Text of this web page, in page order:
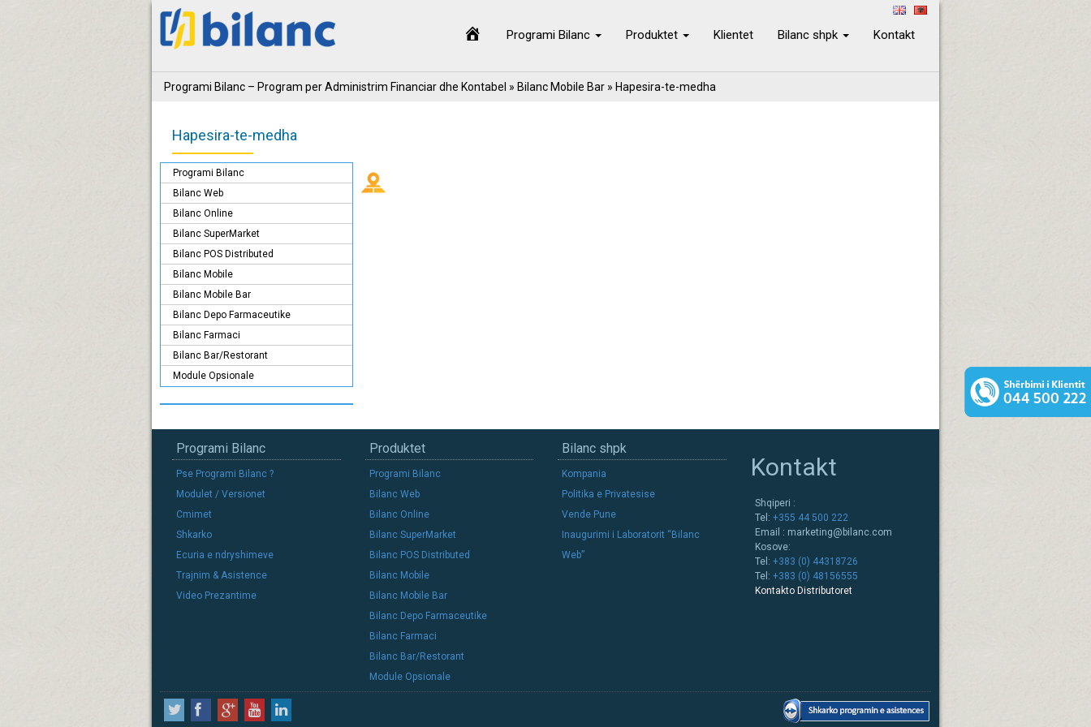
Programi Bilanc Produktet Klientet Bilanc shpk Kontakt
Programi Bilanc – Program per Administrim Financiar dhe Kontabel » Bilanc Mobile Bar » Hapesira-te-medha
Hapesira-te-medha
Programi Bilanc
Bilanc Web
Bilanc Online
Bilanc SuperMarket
Bilanc POS Distributed
Bilanc Mobile
Bilanc Mobile Bar
Bilanc Depo Farmaceutike
Bilanc Farmaci
Bilanc Bar/Restorant
Module Opsionale
Programi Bilanc
Pse Programi Bilanc ?
Modulet / Versionet
Cmimet
Shkarko
Ecuria e ndryshimeve
Trajnim & Asistence
Video Prezantime
Produktet
Programi Bilanc
Bilanc Web
Bilanc Online
Bilanc SuperMarket
Bilanc POS Distributed
Bilanc Mobile
Bilanc Mobile Bar
Bilanc Depo Farmaceutike
Bilanc Farmaci
Bilanc Bar/Restorant
Module Opsionale
Bilanc shpk
Kompania
Politika e Privatesise
Vende Pune
Inaugurimi i Laboratorit “Bilanc
Web”
Kontakt
Shqiperi :
Tel: +355 44 500 222
Email : marketing@bilanc.com
Kosove:
Tel: +383 (0) 44318726
Tel: +383 (0) 48156555
Kontakto Distributoret